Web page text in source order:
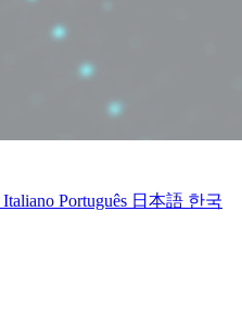
Italiano Português 日本語 한국